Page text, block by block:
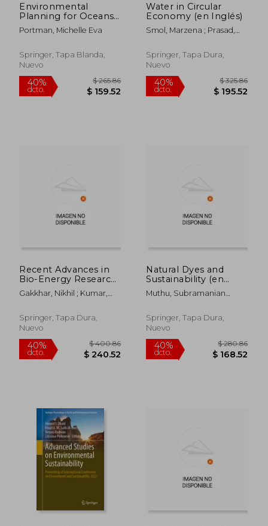
Environmental
Planning for Oceans
and Coasts: Methods,
Tools, and
Inglés)
Portman, Michelle Eva
Springer, Tapa Blanda,
Nuevo
Water in Circular
Economy (en Inglés)
Smol, Marzena ; Prasad,
Stefanakis, Alexandros I.
Springer, Tapa Dura,
Nuevo
Recent Advances in
Bio-Energy Research:
Select Proceedings of
the 3rd International
2022 (en Inglés)
Gakkhar, Nikhil ; Kumar,
Springer, Tapa Dura,
Nuevo
Natural Dyes and
Sustainability (en
Inglés)
Muthu, Subramanian
Springer, Tapa Dura,
Nuevo